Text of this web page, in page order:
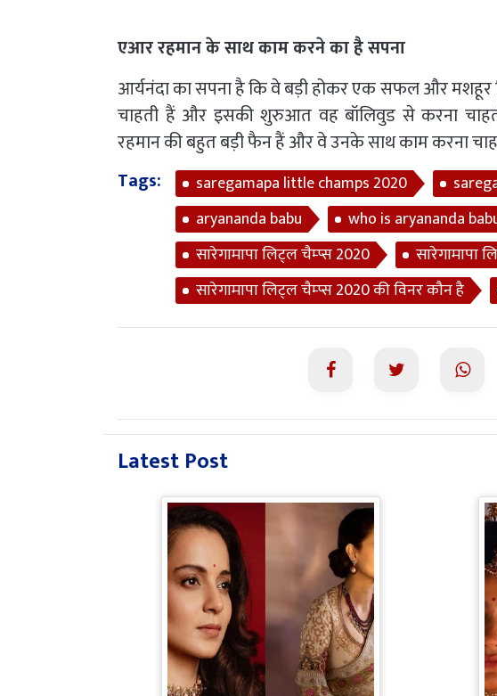
एआर रहमान के साथ काम करने का है सपना
आर्यनंदा का सपना है कि वे बड़ी होकर एक सफल और मशहूर
चाहती हैं और इसकी शुरुआत वह बॉलिवुड से करना
रहमान की बहुत बड़ी फैन हैं और वे उनके साथ काम करना
Tags:
saregamapa little champs 2020
aryananda babu
who is aryananda
सारेगामापा लिट्ल चैम्प्स 2020
सारेगामापा
सारेगामापा लिट्ल चैम्प्स 2020 की विनर कौन है
Latest Post